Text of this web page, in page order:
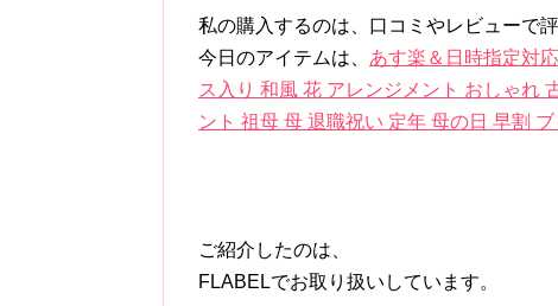
私の購入するのは、口コミやレビューで
今日のアイテムは、 あす楽＆日時指定対
ス入り 和風 花 アレンジメント おしゃれ
ント 祖母 母 退職祝い 定年 母の日 早割
ご紹介したのは、
FLABELでお取り扱いしています。